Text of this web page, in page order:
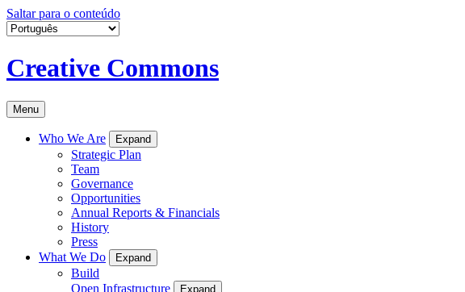
Saltar para o conteúdo
Creative Commons
Menu
Who We Are Expand
Strategic Plan
Team
Governance
Opportunities
Annual Reports & Financials
History
Press
What We Do
Expand
Build
Open Infrastructure
Expand